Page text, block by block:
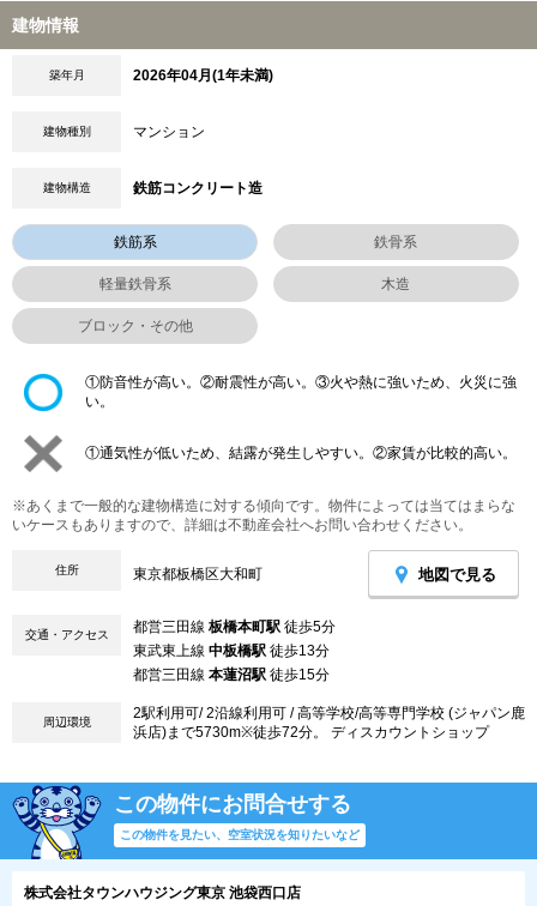
建物情報
築年月 2026年04月(1年未満)
建物種別 マンション
建物構造 鉄筋コンクリート造
鉄筋系 鉄骨系
軽量鉄骨系 木造
ブロック・その他
①防音性が高い。②耐震性が高い。③火や熱に強いため、火災に強
い。
①通気性が低いため、結露が発生しやすい。②家賃が比較的高い。
※あくまで一般的な建物構造に対する傾向です。物件によっては当てはまらな
いケースもありますので、詳細は不動産会社へお問い合わせください。
住所 東京都板橋区大和町 地図で見る
交通・アクセス 都営三田線 板橋本町駅 徒歩5分
東武東上線 中板橋駅 徒歩13分
都営三田線 本蓮沼駅 徒歩15分
周辺環境
2駅利用可/ 2沿線利用可 / 高等学校/高等専門学校 (ジャパン鹿
浜店)まで5730m※徒歩72分。 ディスカウントショップ
この物件にお問合せする
この物件を見たい、空室状況を知りたいなど
株式会社タウンハウジング東京 池袋西口店